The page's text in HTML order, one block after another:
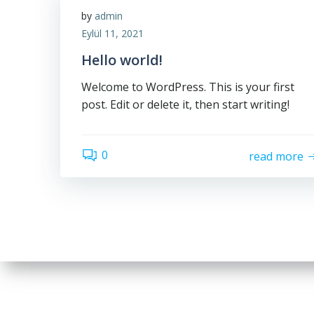
by admin
Eylül 11, 2021
Hello world!
Welcome to WordPress. This is your first
post. Edit or delete it, then start writing!
0 read more